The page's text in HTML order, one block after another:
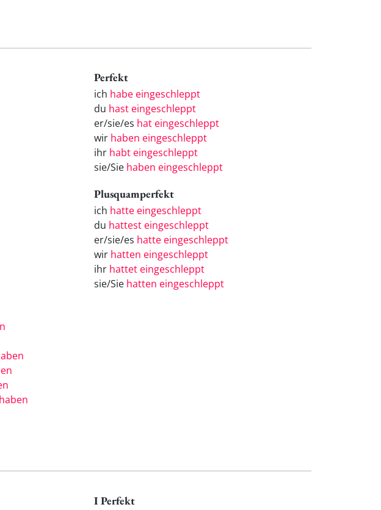
Perfekt
ich habe eingeschleppt
du hast eingeschleppt
er/sie/es hat eingeschleppt
wir haben eingeschleppt
ihr habt eingeschleppt
sie/Sie haben eingeschleppt
Plusquamperfekt
ich hatte eingeschleppt
du hattest eingeschleppt
er/sie/es hatte eingeschleppt
wir hatten eingeschleppt
ihr hattet eingeschleppt
sie/Sie hatten eingeschleppt
I Perfekt